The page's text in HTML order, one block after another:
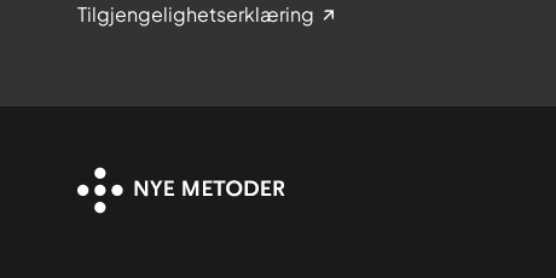
Tilgjengelighetserklæring